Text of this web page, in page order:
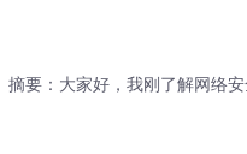
要：大家好，我刚了解网络